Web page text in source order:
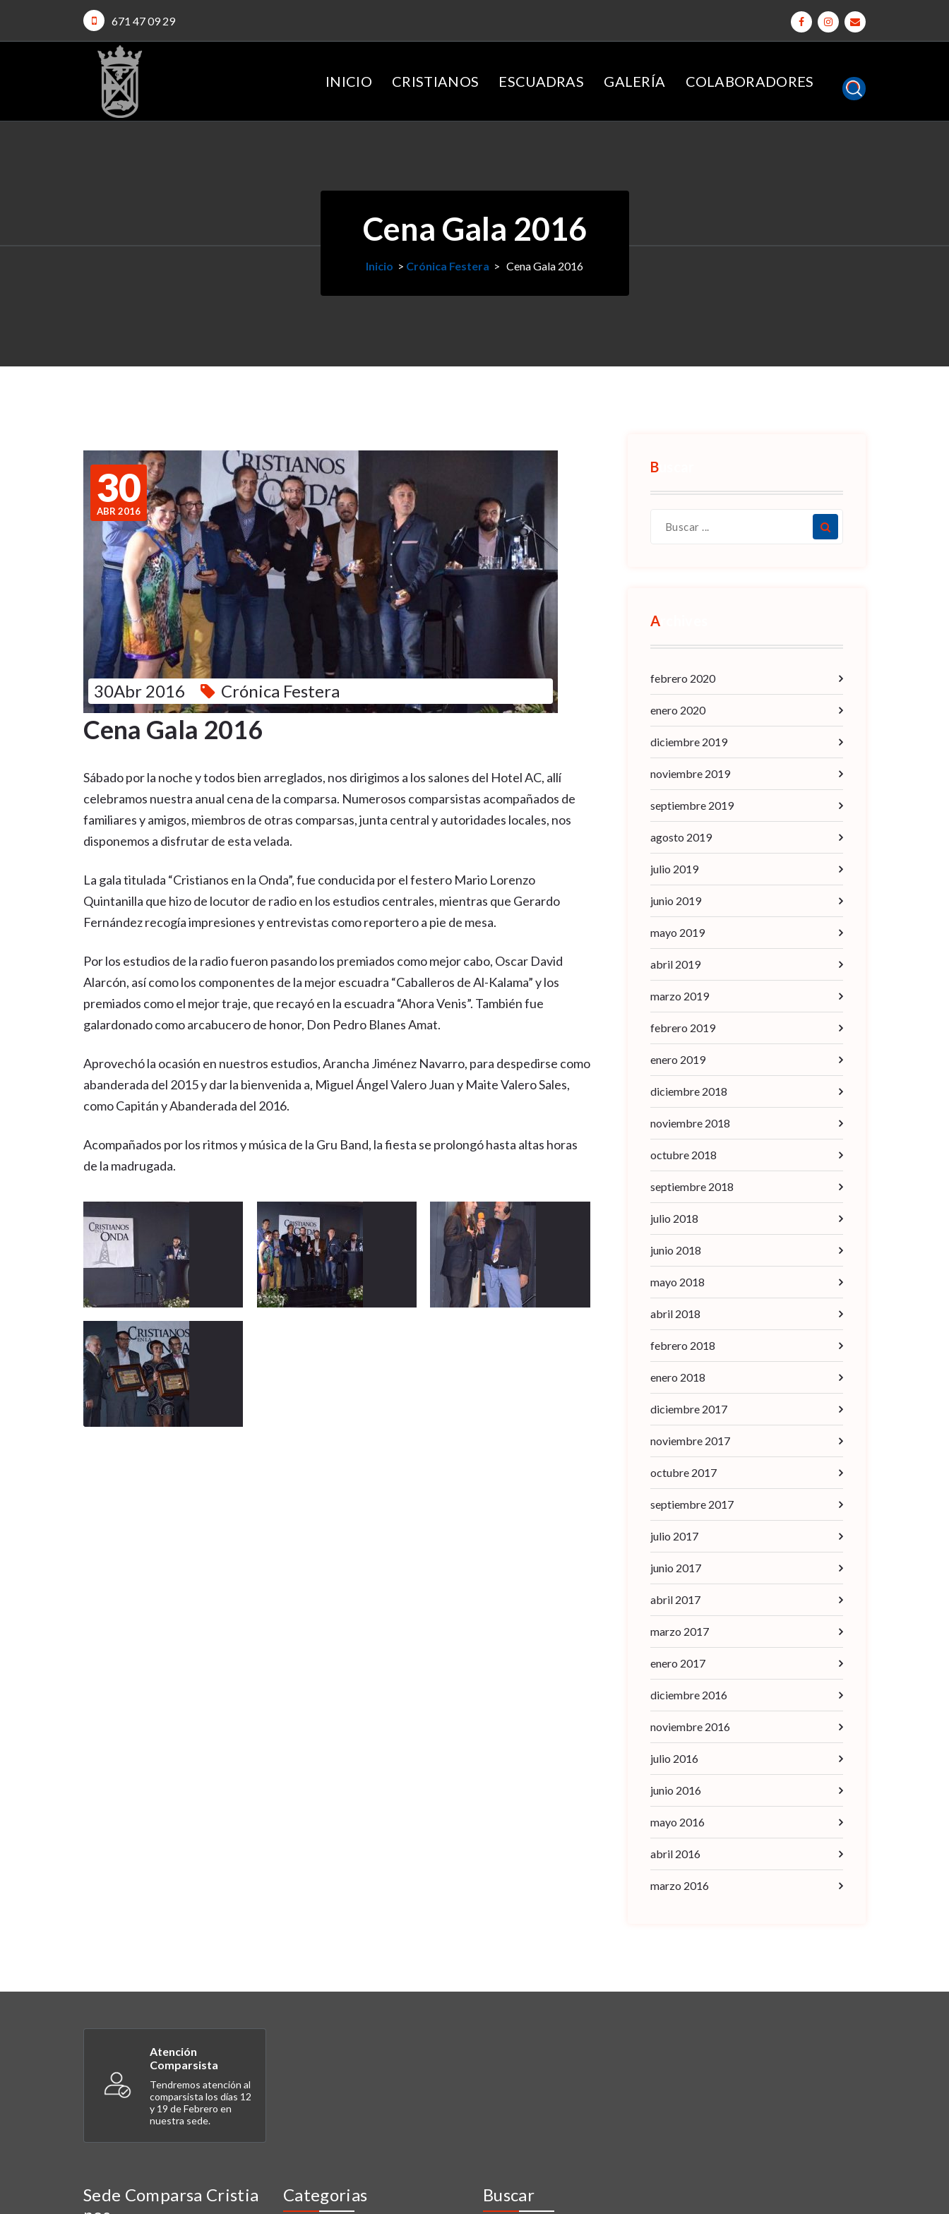
671 47 09 29
INICIO CRISTIANOS ESCUADRAS GALERÍA COLABORADORES
Cena Gala 2016
Inicio > Crónica Festera > Cena Gala 2016
30
ABR 2016
30Abr 2016 Crónica Festera
Cena Gala 2016
Sábado por la noche y todos bien arreglados, nos dirigimos a los salones del Hotel AC, allí
celebramos nuestra anual cena de la comparsa. Numerosos comparsistas acompañados de
familiares y amigos, miembros de otras comparsas, junta central y autoridades locales, nos
disponemos a disfrutar de esta velada.
La gala titulada “Cristianos en la Onda”, fue conducida por el festero Mario Lorenzo
Quintanilla que hizo de locutor de radio en los estudios centrales, mientras que Gerardo
Fernández recogía impresiones y entrevistas como reportero a pie de mesa.
Por los estudios de la radio fueron pasando los premiados como mejor cabo, Oscar David
Alarcón, así como los componentes de la mejor escuadra “Caballeros de Al-Kalama” y los
premiados como el mejor traje, que recayó en la escuadra “Ahora Venis”. También fue
galardonado como arcabucero de honor, Don Pedro Blanes Amat.
Aprovechó la ocasión en nuestros estudios, Arancha Jiménez Navarro, para despedirse como
abanderada del 2015 y dar la bienvenida a, Miguel Ángel Valero Juan y Maite Valero Sales,
como Capitán y Abanderada del 2016.
Acompañados por los ritmos y música de la Gru Band, la fiesta se prolongó hasta altas horas
de la madrugada.
febrero 2020
enero 2020
diciembre 2019
noviembre 2019
septiembre 2019
agosto 2019
julio 2019
junio 2019
mayo 2019
abril 2019
marzo 2019
febrero 2019
enero 2019
diciembre 2018
noviembre 2018
octubre 2018
septiembre 2018
julio 2018
junio 2018
mayo 2018
abril 2018
febrero 2018
enero 2018
diciembre 2017
noviembre 2017
octubre 2017
septiembre 2017
julio 2017
junio 2017
abril 2017
marzo 2017
enero 2017
diciembre 2016
noviembre 2016
julio 2016
junio 2016
mayo 2016
abril 2016
marzo 2016
Atención
Comparsista
Tendremos atención al
comparsista los días 12
y 19 de Febrero en
nuestra sede.
Sede Comparsa Cristia
Categorias Buscar